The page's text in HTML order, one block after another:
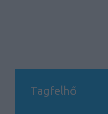
Tagfelhő